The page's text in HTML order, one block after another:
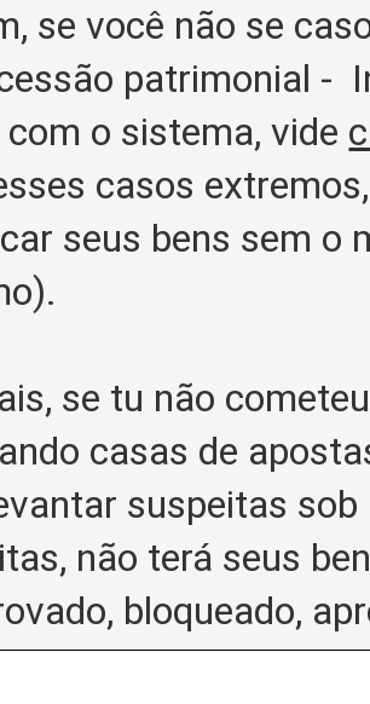
se você não se
patrimonial -
o sistema, vide
casos
seus bens sem o
se tu não
casas de
suspeitas
não terá seus
bloqueado,